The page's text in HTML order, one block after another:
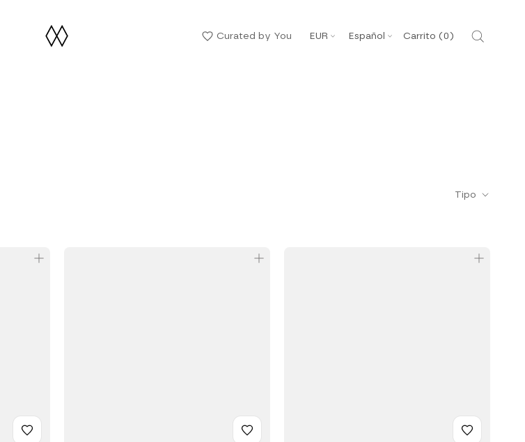
Curated by You
Moneda
EUR
Idioma
Español Carrito (0 )
Tipo